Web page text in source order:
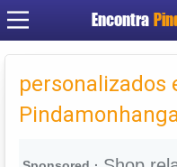
Encontra
personalizados